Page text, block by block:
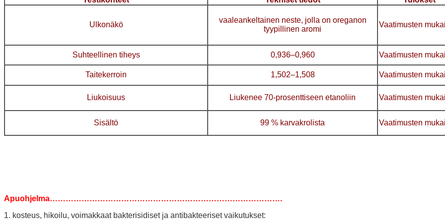
Ulkonäkö
vaaleankeltainen neste, jolla on oreganon
tyypillinen aromi
Vaatimusten
Suhteellinen tiheys 0,936–0,960 Vaatimusten
Taitekerroin 1,502–1,508 Vaatimusten
Liukoisuus Liukenee 70-prosenttiseen etanoliin Vaatimusten
Sisältö 99 % karvakrolista Vaatimusten
Apuohjelma…………………………………………………………………………….
1. kosteus, hikoilu, voimakkaat bakterisidiset ja antibakteeriset vaikutukset: